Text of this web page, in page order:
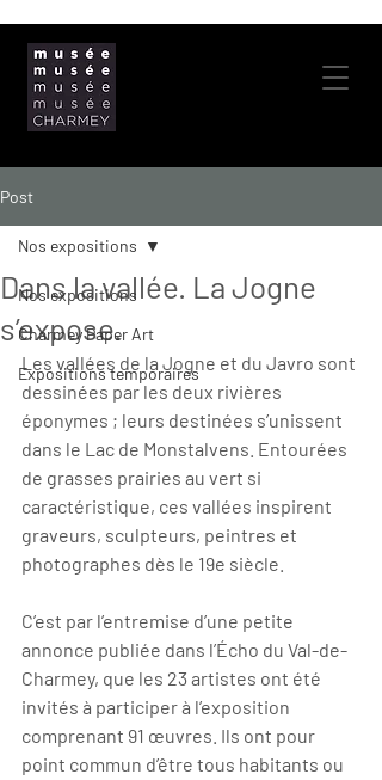
Post
Nos expositions
Charmey Paper Art
Expositions temporaires
Nos expositions
Dans la vallée. La Jogne
s’expose.
Les vallées de la Jogne et du Javro sont
dessinées par les deux rivières
éponymes ; leurs destinées s’unissent
dans le Lac de Monstalvens. Entourées
de grasses prairies au vert si
caractéristique, ces vallées inspirent
graveurs, sculpteurs, peintres et
photographes dès le 19e siècle.
C’est par l’entremise d’une petite
annonce publiée dans l’Écho du Val-de-
Charmey, que les 23 artistes ont été
invités à participer à l’exposition
comprenant 91 œuvres. Ils ont pour
point commun d’être tous habitants ou